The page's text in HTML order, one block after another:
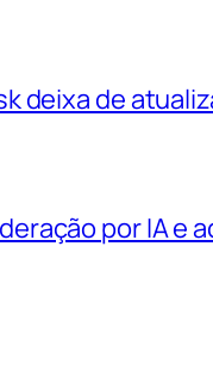
deixa de
por IA e